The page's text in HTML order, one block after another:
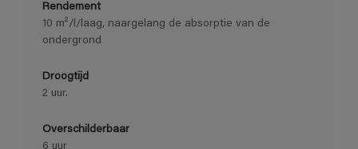
Rendement
10 m²/l/laag, naargelang de absorptie van de
ondergrond
Droogtijd
2 uur.
Overschilderbaar
6 uur